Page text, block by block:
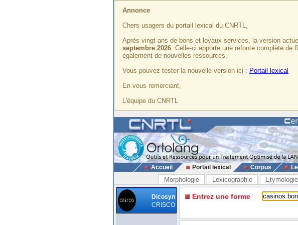
Annonce
Chers usagers du portail lexical du CNRTL,
Après vingt ans de bons et loyaux services, la version
septembre 2026. Celle-ci apporte une refonte complète de
également de nouvelles ressources.
Vous pouvez tester la nouvelle version ici : Portail lexical
En vous remerciant,
L'équipe du CNRTL
Accueil Portail lexical Corpus
Morphologie Lexicographie Etymologie
Dicosyn
CRISCO
Entrez une forme